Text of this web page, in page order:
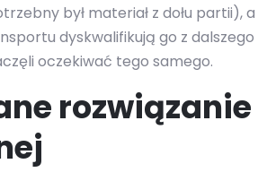
był materiał z dołu partii),
dyskwalifikują go z
oczekiwać tego samego.
rozwiązanie